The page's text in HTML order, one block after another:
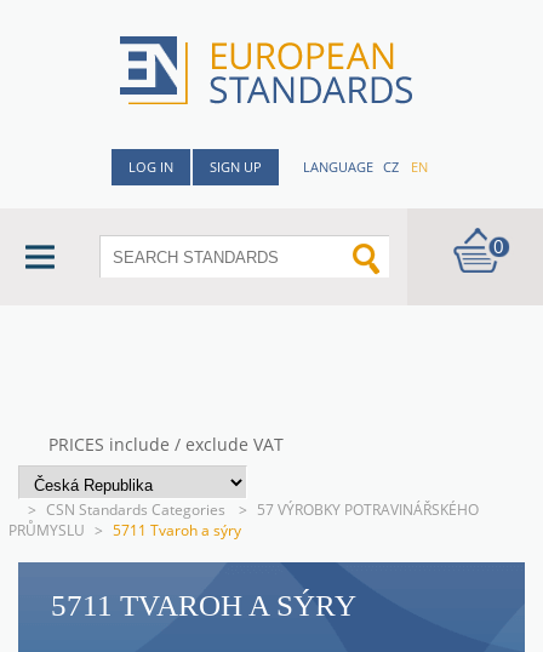
LOG IN SIGN UP LANGUAGE CZ EN
0
PRICES include / exclude VAT
> CSN Standards Categories > 57 VÝROBKY POTRAVINÁŘSKÉHO
PRŮMYSLU > 5711 Tvaroh a sýry
5711 TVAROH A SÝRY